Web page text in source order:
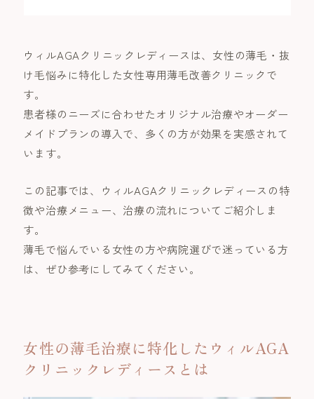
ウィルAGAクリニックレディースは、女性の薄毛・抜
け毛悩みに特化した女性専用薄毛改善クリニックで
す。
患者様のニーズに合わせたオリジナル治療やオーダー
メイドプランの導入で、多くの方が効果を実感されて
います。
この記事では、ウィルAGAクリニックレディースの特
徴や治療メニュー、治療の流れについてご紹介しま
す。
薄毛で悩んでいる女性の方や病院選びで迷っている方
は、ぜひ参考にしてみてください。
女性の薄毛治療に特化したウィルAGA
クリニックレディースとは